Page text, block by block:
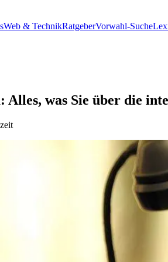
Web & TechnikRatgeberVorwahl-Suche
was Sie über die